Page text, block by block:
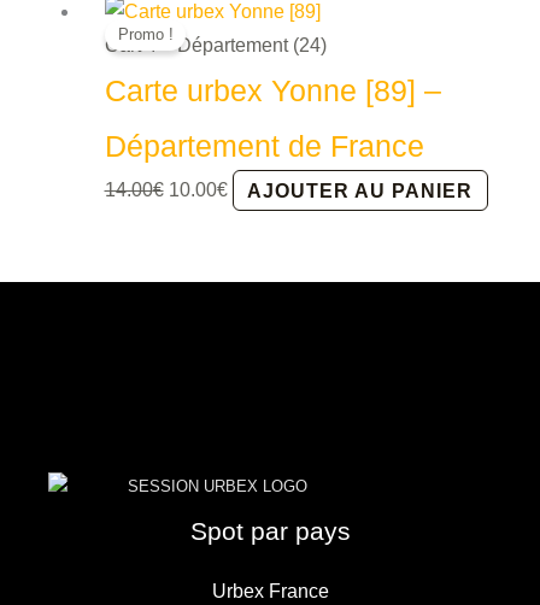
Promo !
Cart 4 – Département (24)
Carte urbex Yonne [89] –
Département de France
14.00€ Le
10.00€Le AJOUTER AU PANIER
Spot par pays
Urbex France